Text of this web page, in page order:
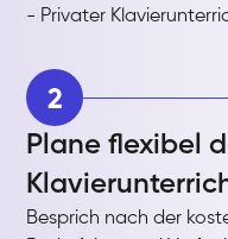
- Privater
2
Plane flexibel
Besprich nach der